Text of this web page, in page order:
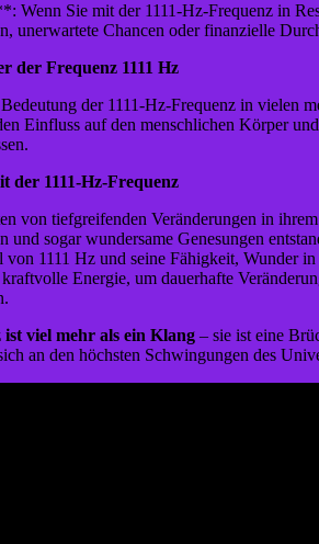
Wenn Sie mit der 1111-Hz-Frequenz in
unerwartete Chancen oder finanzielle
der Frequenz 1111 Hz
der 1111-Hz-Frequenz in vielen
Einfluss auf den menschlichen Körper
der 1111-Hz-Frequenz
von tiefgreifenden Veränderungen in
und sogar wundersame Genesungen
von 1111 Hz und seine Fähigkeit, Wunder
Energie, um dauerhafte
ist viel mehr als ein Klang – sie ist eine
an den höchsten Schwingungen des